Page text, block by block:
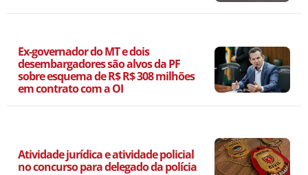
Ex-governador do MT e dois
desembargadores são alvos da PF
sobre esquema de R$ R$ 308 milhões
em contrato com a OI
Atividade jurídica e atividade policial
no concurso para delegado da polícia